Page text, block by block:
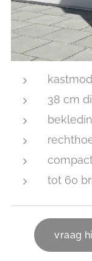
38 cm
tot 60
vraag